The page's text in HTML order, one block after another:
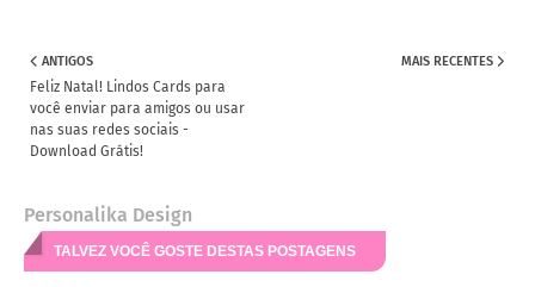
MAIS RECENTES
ANTIGOS
Feliz Natal! Lindos Cards para
você enviar para amigos ou usar
nas suas redes sociais -
Download Grátis!
Personalika Design
TALVEZ VOCÊ GOSTE DESTAS POSTAGENS